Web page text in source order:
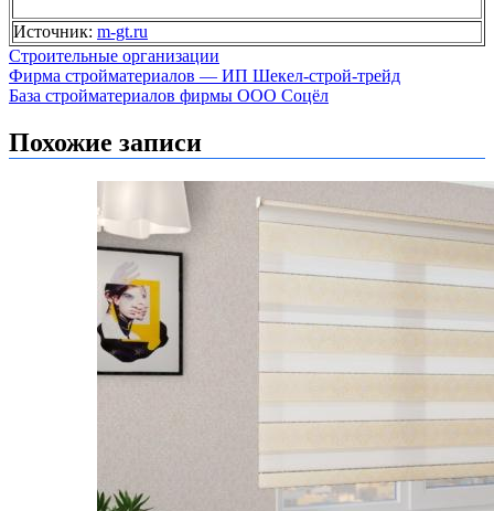
Источник: m-gt.ru
Строительные организации
Навигация
по
записям
Фирма стройматериалов — ИП Шекел-строй-трейд
База стройматериалов фирмы ООО Соцёл
Похожие записи